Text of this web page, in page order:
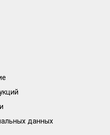
данных